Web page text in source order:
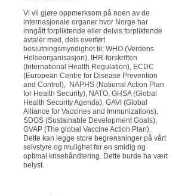
Vi vil gjøre oppmerksom på noen av de
internasjonale organer hvor Norge har
inngått forpliktende eller delvis forpliktende
avtaler med, dels overført
beslutningsmyndighet til; WHO (Verdens
Helseorganisasjon), IHR-forskriften
(International Health Regulation), ECDC
(European Centre for Disease Prevention
and Control), NAPHS (National Action Plan
for Health Security), NATO, GHSA (Global
Health Security Agenda), GAVI (Global
Alliance for Vaccines and Immunizations),
SDGS (Sustainable Development Goals),
GVAP (The global Vaccine Action Plan).
Dette kan legge store begrensninger på vårt
selvstyre og mulighet for en smidig og
optimal krisehåndtering. Dette burde ha vært
belyst.